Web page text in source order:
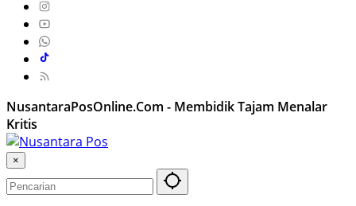
NusantaraPosOnline.Com - Membidik Tajam Menalar
Kritis
×